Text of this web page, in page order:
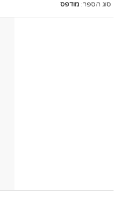
סוג הספר: מודפס